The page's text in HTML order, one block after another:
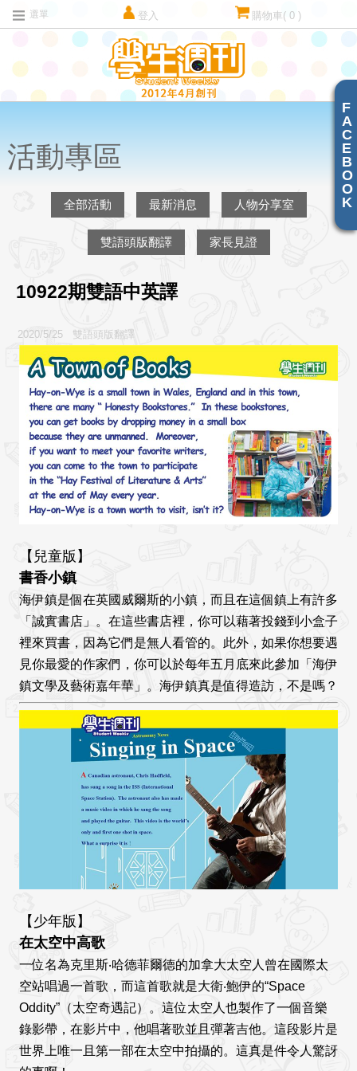
選單 登入 購物車( 0 )
活動專區
全部活動 最新消息 人物分享室
雙語頭版翻譯 家長見證
10922期雙語中英譯
2020/5/25 雙語頭版翻譯
【兒童版】
書香小鎮
海伊鎮是個在英國威爾斯的小鎮，而且在這個鎮上有許多
「誠實書店」。在這些書店裡，你可以藉著投錢到小盒子
裡來買書，因為它們是無人看管的。此外，如果你想要遇
見你最愛的作家們，你可以於每年五月底來此參加「海伊
鎮文學及藝術嘉年華」。海伊鎮真是值得造訪，不是嗎？
【少年版】
在太空中高歌
一位名為克里斯‧哈德菲爾德的加拿大太空人曾在國際太
空站唱過一首歌，而這首歌就是大衛‧鮑伊的“Space
Oddity”（太空奇遇記）。這位太空人也製作了一個音樂
錄影帶，在影片中，他唱著歌並且彈著吉他。這段影片是
世界上唯一且第一部在太空中拍攝的。這真是件令人驚訝
F
A
C
E
B
O
O
K